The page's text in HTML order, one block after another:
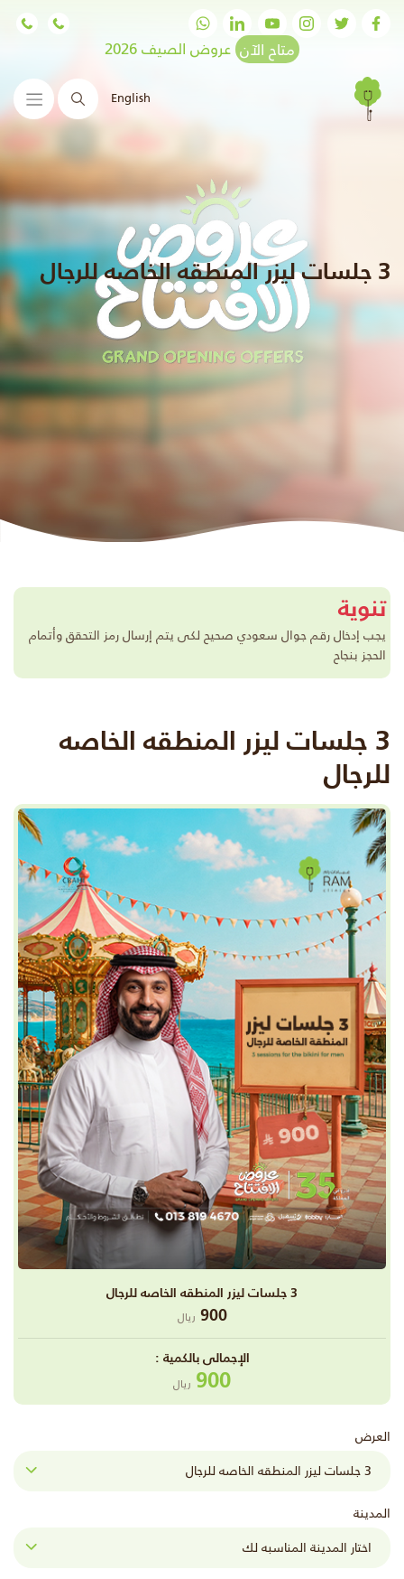
متاح الآن عروض الصيف 2026
English البحث
3 جلسات ليزر المنطقه الخاصه للرجال
تنوية
يجب إدخال رقم جوال سعودي صحيح لكى يتم إرسال رمز التحقق وأتمام
الحجز بنجاح
3 جلسات ليزر المنطقه الخاصه
للرجال
العرض
المدينة
3 جلسات ليزر المنطقه الخاصه للرجال
900 ريال
اﻹجمالى بالكمية :
900 ريال